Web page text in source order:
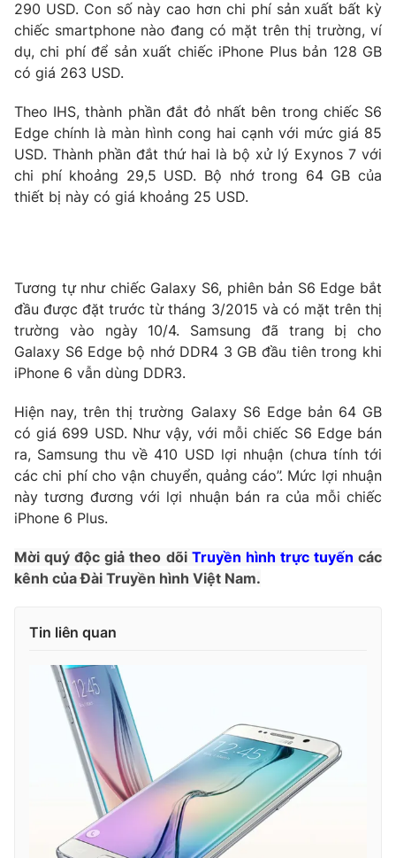
Góc doanh nghiệp
Truyền hình
Phim VTV
Hậu trường
Nhân vật
Khán giả
Giải sao mai
Giải trí
Điện ảnh
Âm nhạc
Sao
Đời sống
Du lịch
Làm đẹp
Giáo dục
Sản phẩm
Thị trường
Tư vấn
Giao lưu trực tuyến
Lịch phát sóng
Chuyên mục khác
Emagazine Podcast
Photo Infographic
VTV Sức khoẻ
Thị trường 24h
Vươn mình bằng AI
VTV8
Liên hệ tòa soạn English
290 USD. Con số này cao hơn chi phí sản xuất bất kỳ
chiếc smartphone nào đang có mặt trên thị trường, ví
dụ, chi phí để sản xuất chiếc iPhone Plus bản 128 GB
có giá 263 USD.
Theo IHS, thành phần đắt đỏ nhất bên trong chiếc S6
Edge chính là màn hình cong hai cạnh với mức giá 85
USD. Thành phần đắt thứ hai là bộ xử lý Exynos 7 với
chi phí khoảng 29,5 USD. Bộ nhớ trong 64 GB của
thiết bị này có giá khoảng 25 USD.
Tương tự như chiếc Galaxy S6, phiên bản S6 Edge bắt
đầu được đặt trước từ tháng 3/2015 và có mặt trên thị
trường vào ngày 10/4. Samsung đã trang bị cho
Galaxy S6 Edge bộ nhớ DDR4 3 GB đầu tiên trong khi
iPhone 6 vẫn dùng DDR3.
Hiện nay, trên thị trường Galaxy S6 Edge bản 64 GB
có giá 699 USD. Như vậy, với mỗi chiếc S6 Edge bán
ra, Samsung thu về 410 USD lợi nhuận (chưa tính tới
các chi phí cho vận chuyển, quảng cáo”. Mức lợi nhuận
này tương đương với lợi nhuận bán ra của mỗi chiếc
iPhone 6 Plus.
Mời quý độc giả theo dõi Truyền hình trực tuyến các
kênh của Đài Truyền hình Việt Nam.
Tin liên quan